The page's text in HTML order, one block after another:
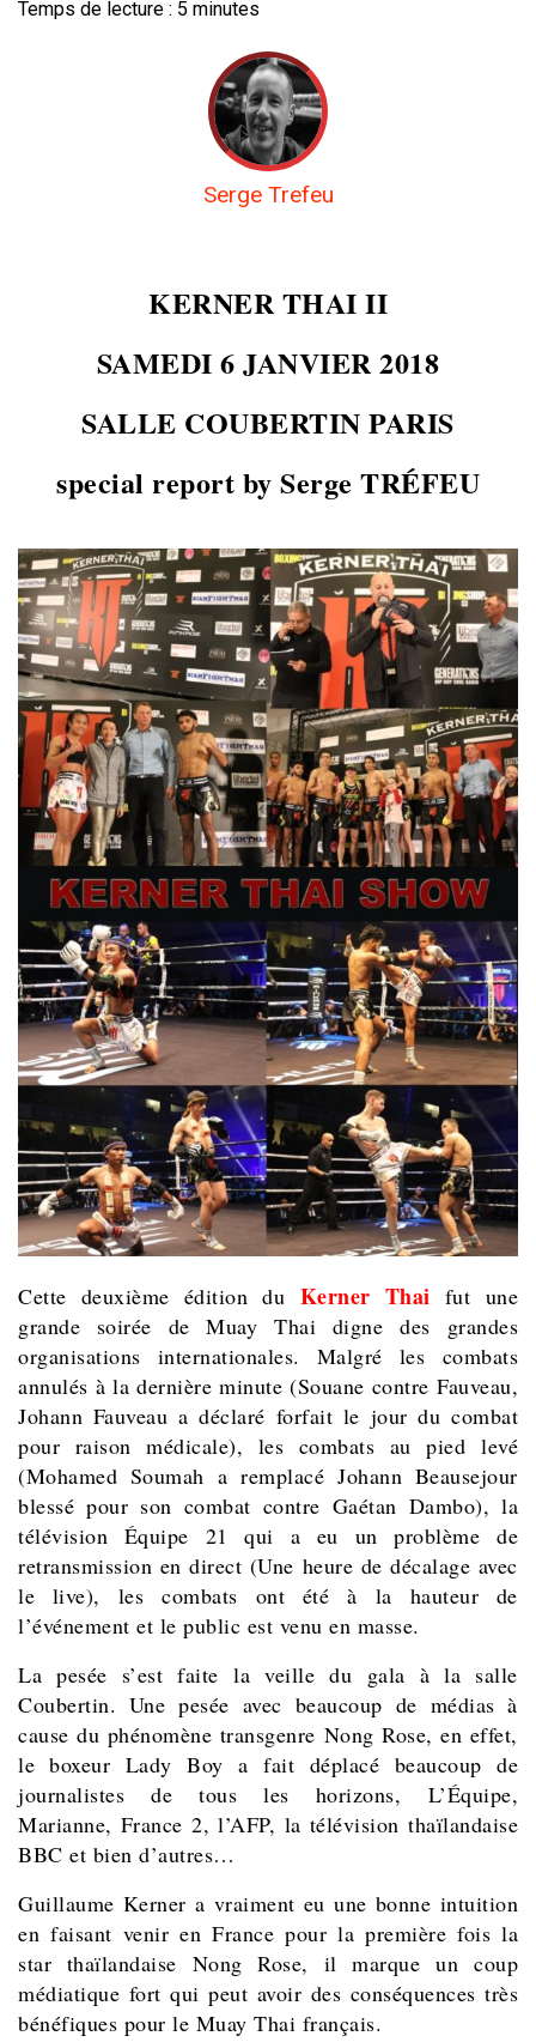
Temps de lecture : 5 minutes
Serge Trefeu
KERNER THAI II
SAMEDI 6 JANVIER 2018
SALLE COUBERTIN PARIS
special report by Serge TRÉFEU
Cette deuxième édition du Kerner Thai fut une
grande soirée de Muay Thai digne des grandes
organisations internationales. Malgré les combats
annulés à la dernière minute (Souane contre Fauveau,
Johann Fauveau a déclaré forfait le jour du combat
pour raison médicale), les combats au pied levé
(Mohamed Soumah a remplacé Johann Beausejour
blessé pour son combat contre Gaétan Dambo), la
télévision Équipe 21 qui a eu un problème de
retransmission en direct (Une heure de décalage avec
le live), les combats ont été à la hauteur de
l’événement et le public est venu en masse.
La pesée s’est faite la veille du gala à la salle
Coubertin. Une pesée avec beaucoup de médias à
cause du phénomène transgenre Nong Rose, en effet,
le boxeur Lady Boy a fait déplacé beaucoup de
journalistes de tous les horizons, L’Équipe,
Marianne, France 2, l’AFP, la télévision thaïlandaise
BBC et bien d’autres…
Guillaume Kerner a vraiment eu une bonne intuition
en faisant venir en France pour la première fois la
star thaïlandaise Nong Rose, il marque un coup
médiatique fort qui peut avoir des conséquences très
bénéfiques pour le Muay Thai français.